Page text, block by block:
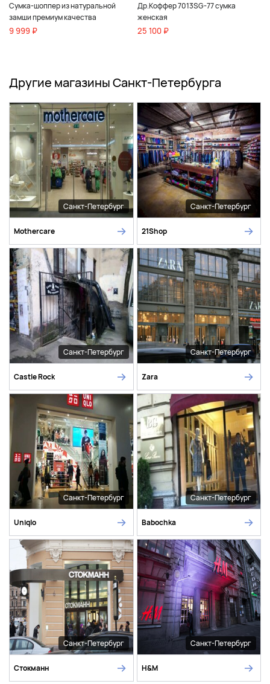
Сумка-шоппер из натуральной
замши премиум качества
9 999 ₽
Др.Коффер 7013SG-77 сумка
женская
25 100 ₽
Другие магазины Санкт-Петербурга
Санкт-Петербург
Mothercare
Санкт-Петербург
21Shop
Санкт-Петербург
Castle Rock
Санкт-Петербург
Zara
Санкт-Петербург
Uniqlo
Санкт-Петербург
Babochka
Санкт-Петербург
Стокманн
Санкт-Петербург
H&M